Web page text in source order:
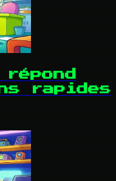
rapides